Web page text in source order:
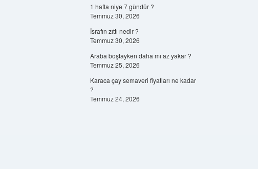
1 hafta niye 7 gündür ?
Temmuz 30, 2026
İsrafın zıttı nedir ?
Temmuz 30, 2026
Araba boştayken daha mı az yakar ?
Temmuz 25, 2026
Karaca çay semaveri fiyatları ne kadar
?
Temmuz 24, 2026